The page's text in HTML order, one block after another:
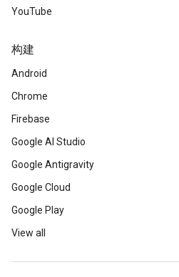
YouTube
构建
Android
Chrome
Firebase
Google AI Studio
Google Antigravity
Google Cloud
Google Play
View all